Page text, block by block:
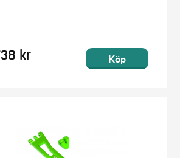
kr Köp